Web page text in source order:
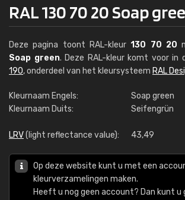
RAL 130 70 20 Soap
Deze pagina toont RAL-kleur130 70 20
Soap green. Deze RAL-kleur komt voor in
190, onderdeel van het kleursysteem RAL
Kleurnaam Engels:
Soap green
Kleurnaam Duits:
Seifengrün
LRV(light reflectance value): 43,49
Op deze website kunt u met een
kleurverzamelingen maken.
Heeft u nog geen account? Dan kunt u